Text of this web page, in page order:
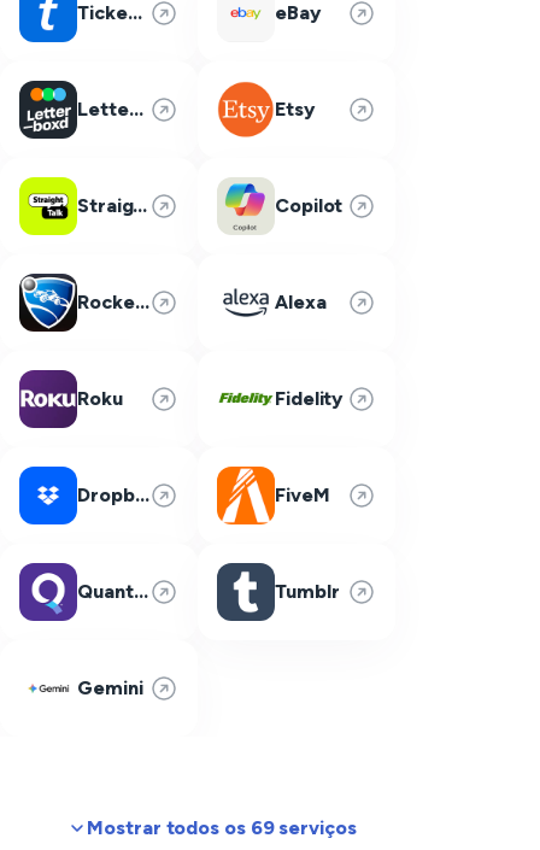
Ticketmaster eBay
Letterboxd Etsy
Straight Talk Copilot
Rocket League Alexa
Roku Fidelity
Dropbox FiveM
Quantum Fiber Tumblr
Gemini
Mostrar todos os 69 serviços